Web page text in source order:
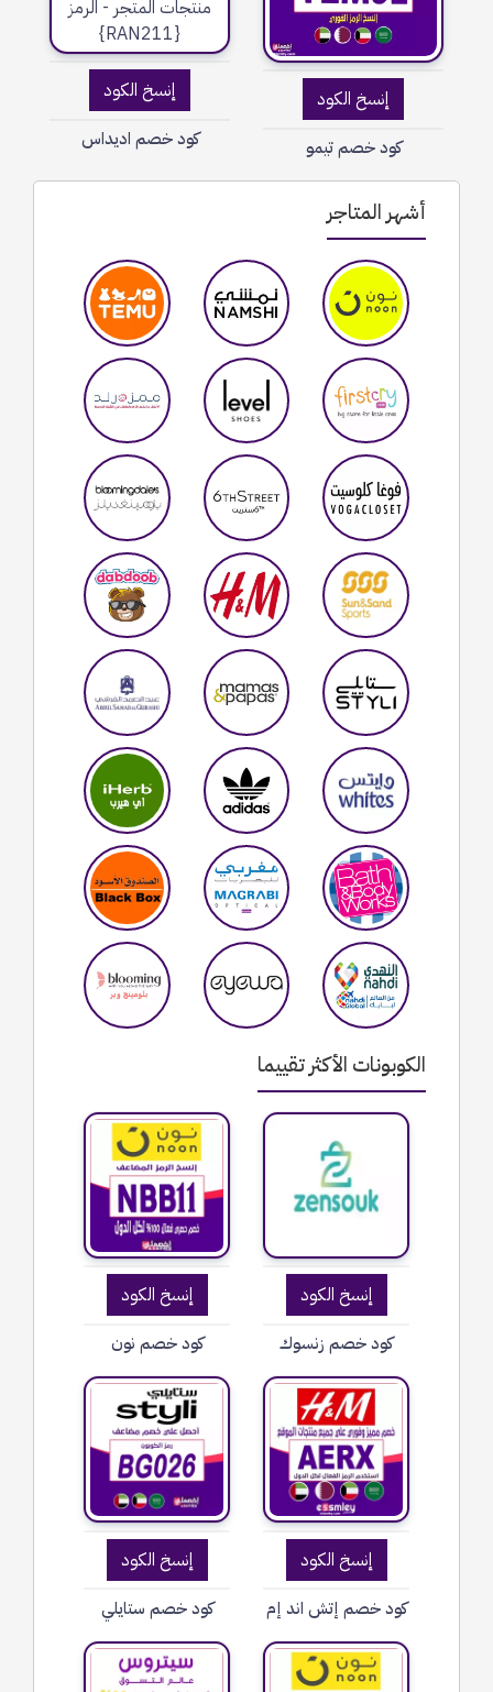
أشهر المتاجر
الكوبونات الأكثر تقييما
إنسخ الكود
كود خصم زنسوك
إنسخ الكود
كود خصم نون
إنسخ الكود
كود خصم إتش اند إم
إنسخ الكود
كود خصم ستايلي
إنسخ الكود
كود خصم تيمو
إنسخ الكود
كود خصم اديداس